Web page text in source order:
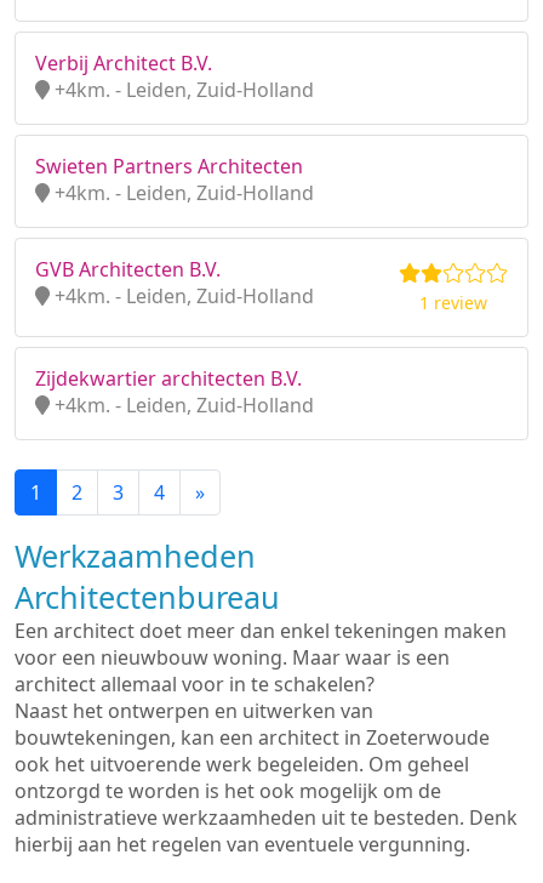
Verbij Architect B.V.
+4km. - Leiden, Zuid-Holland
Swieten Partners Architecten
+4km. - Leiden, Zuid-Holland
GVB Architecten B.V.
+4km. - Leiden, Zuid-Holland
1 review
Zijdekwartier architecten B.V.
+4km. - Leiden, Zuid-Holland
1 2 3 4 »
Werkzaamheden
Architectenbureau
Een architect doet meer dan enkel tekeningen maken
voor een nieuwbouw woning. Maar waar is een
architect allemaal voor in te schakelen?
Naast het ontwerpen en uitwerken van
bouwtekeningen, kan een architect in Zoeterwoude
ook het uitvoerende werk begeleiden. Om geheel
ontzorgd te worden is het ook mogelijk om de
administratieve werkzaamheden uit te besteden. Denk
hierbij aan het regelen van eventuele vergunning.